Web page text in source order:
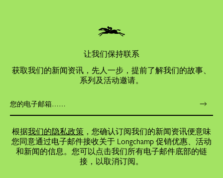
让我们保持联系
获取我们的新闻资讯，先人一步，提前了解我们的故事、
系列及活动邀请。
根据我们的隐私政策 ，您确认订阅我们的新闻资讯便意味
您同意通过电子邮件接收关于 Longchamp 促销优惠、活动
和新闻的信息。您可以点击我们所有电子邮件底部的链
接，以取消订阅。